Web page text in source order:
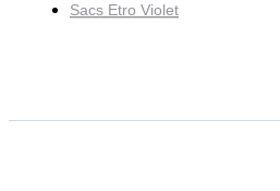
Sacs Etro Violet